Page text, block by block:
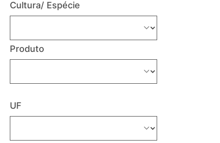
Cultura/ Espécie
Produto
UF